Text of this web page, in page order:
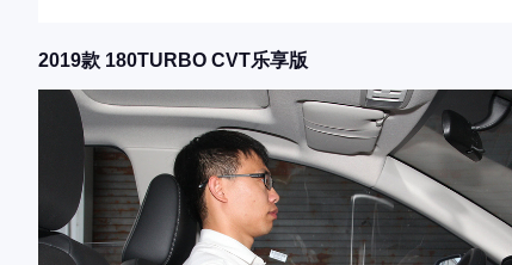
2019款 180TURBO CVT乐享版